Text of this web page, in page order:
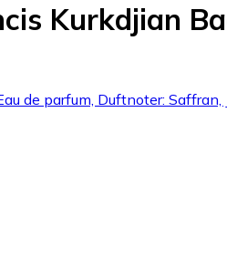
Kurkdjian
de parfum, Duftnoter: Saffran,